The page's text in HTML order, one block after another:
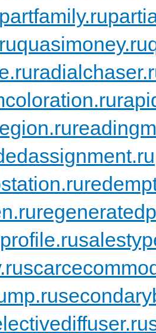
partfamily.ru
quasimoney.ru